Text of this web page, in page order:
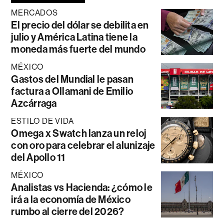
MERCADOS
El precio del dólar se debilita en
julio y América Latina tiene la
moneda más fuerte del mundo
MÉXICO
Gastos del Mundial le pasan
factura a Ollamani de Emilio
Azcárraga
ESTILO DE VIDA
Omega x Swatch lanza un reloj
con oro para celebrar el alunizaje
del Apollo 11
MÉXICO
Analistas vs Hacienda: ¿cómo le
irá a la economía de México
rumbo al cierre del 2026?